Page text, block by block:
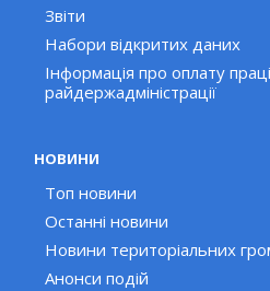
Звіти
Набори відкритих даних
Інформація про оплату
райдержадміністрації
НОВИНИ
Топ новини
Останні новини
Новини територіальних
Анонси подій